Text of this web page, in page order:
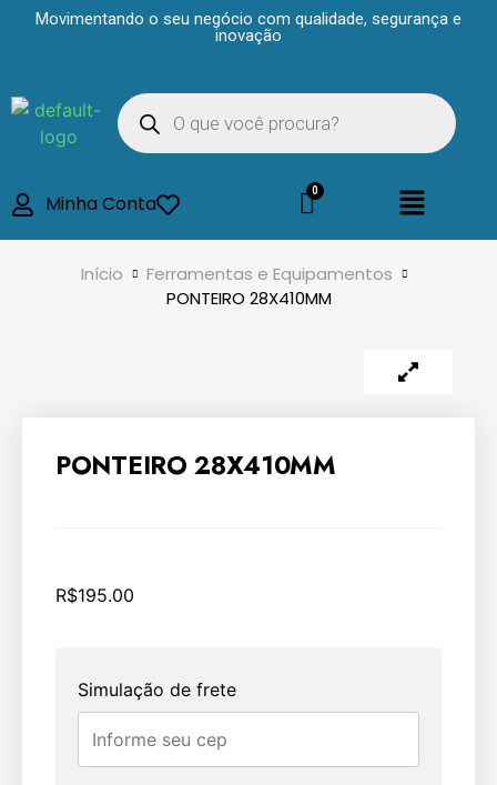
Movimentando o seu negócio com qualidade, segurança e
inovação
Minha Conta
Início
Ferramentas e Equipamentos
PONTEIRO 28X410MM
PONTEIRO 28X410MM
R$195.00
Simulação de frete